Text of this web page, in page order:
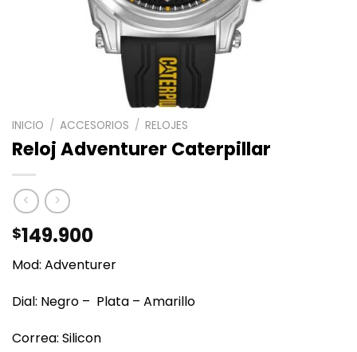
INICIO / ACCESORIOS / RELOJES
Reloj Adventurer Caterpillar
$149.900
Mod: Adventurer
Dial: Negro – Plata – Amarillo
Correa: Silicon